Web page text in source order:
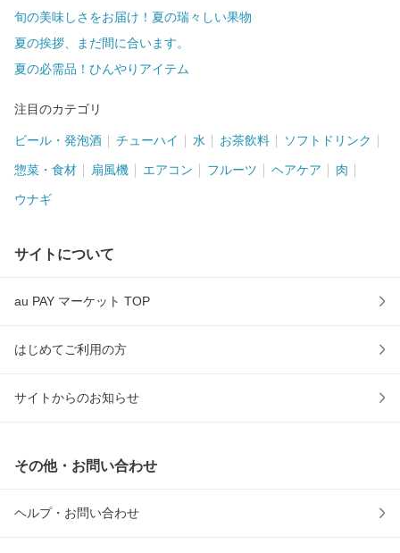
旬の美味しさをお届け！夏の瑞々しい果物
夏の挨拶、まだ間に合います。
夏の必需品！ひんやりアイテム
注目のカテゴリ
ビール・発泡酒 チューハイ 水 お茶飲料 ソフトドリンク
惣菜・食材 扇風機 エアコン フルーツ ヘアケア 肉
ウナギ
サイトについて
au PAY マーケット TOP
はじめてご利用の方
サイトからのお知らせ
その他・お問い合わせ
ヘルプ・お問い合わせ